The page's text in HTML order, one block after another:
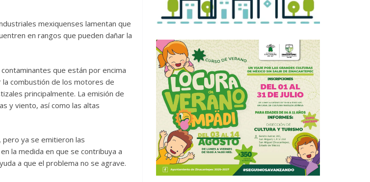
mexiquenses lamentan que
en rangos que pueden dañar la
que están por encima
combustión de los motores de
principalmente. La emisión de
y viento, así como las altas
ya se emitieron las
la medida en que se contribuya a
a que el problema no se agrave.